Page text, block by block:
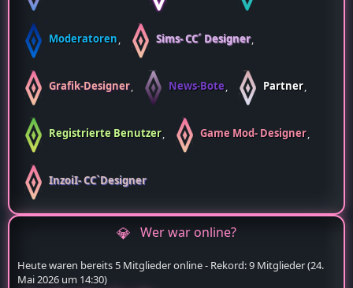
Moderatoren Sims- CC´ Designer
Grafik-Designer News-Bote Partner
Registrierte Benutzer Game Mod- Designer
InzoiI- CC`Designer
Wer war online?
Heute waren bereits 5 Mitglieder online - Rekord: 9 Mitglieder (24.
Mai 2026 um 14:30)